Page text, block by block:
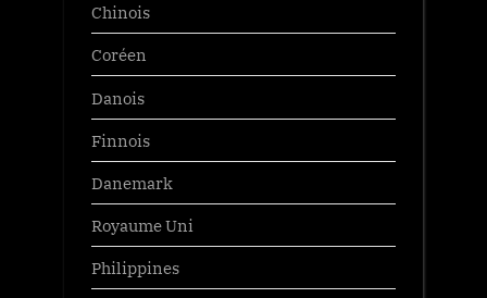
Chinois
Coréen
Danois
Finnois
Danemark
Royaume Uni
Philippines